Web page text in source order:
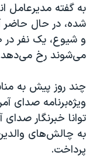
به گفته مدیرعامل
شده، در حال حاضر
می‌شوند رخ
چند روز پیش به
ویژه‌برنامه صدای
توانا خبرنگار صدای
به چالش‌های
پرداخت.